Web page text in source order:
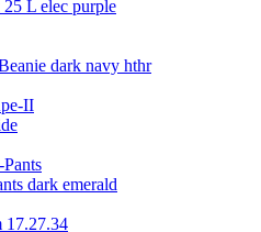
L elec purple
dark navy hthr
dark emerald